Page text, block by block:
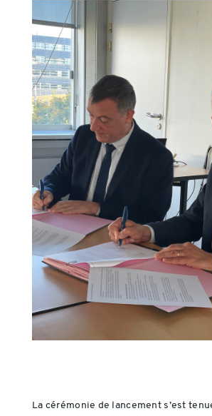
La cérémonie de lancement s’est